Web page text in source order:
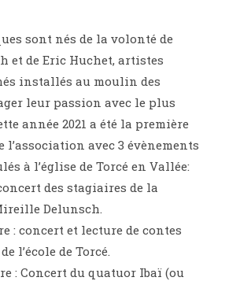
sont nés de la volonté de
et de Eric Huchet, artistes
installés au moulin des
leur passion avec le plus
année 2021 a été la première
l’association avec 3 évènements
à l’église de Torcé en Vallée:
des stagiaires de la
Delunsch.
: concert et lecture de contes
l’école de Torcé.
: Concert du quatuor Ibaï (ou